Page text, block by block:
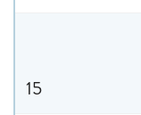
15